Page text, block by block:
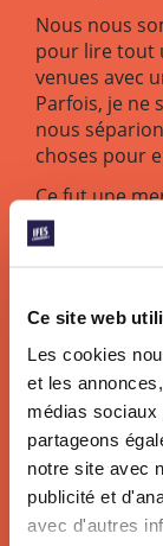
Ce site web
Les cookies
et les
médias sociaux
partageons
notre site avec
publicité et
avec d'autres
Nous nous
pour lire tout
venues avec
Parfois, je ne
nous
choses pour
Ce fut une
que j’ai pu
découvraient
utiliser
nous y
réellement
AIDEZ
LIRE